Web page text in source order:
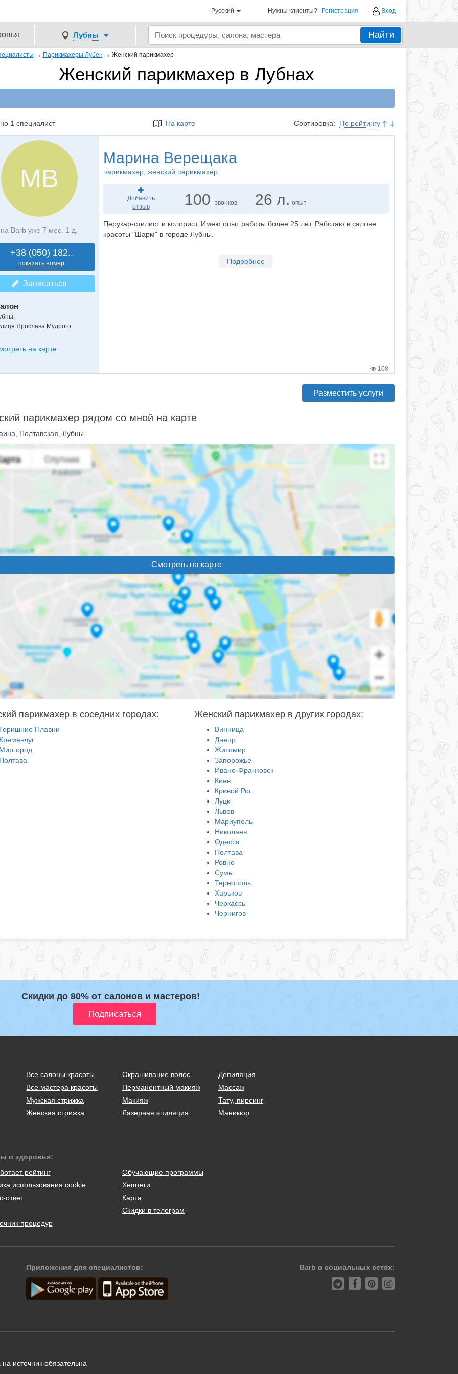
Русский Нужны клиенты? Регистрация Вход
Лубны Найти
→ Парикмахеры Лубен → Женский парикмахер
Женский парикмахер в Лубнах
1 специалист На карте Сортировка: По рейтингу
МВ
на Barb уже 7 мес. 1 д.
+38 (050) 182..
показать номер
Записаться
Ярослава Мудрого
на карте
Марина Верещака
парикмахер, женский парикмахер
Добавить
отзыв
100звонков 26 л. опыт
Перукар-стилист и колорист. Имею опыт работы более 25 лет. Работаю в салоне
красоты "Шарм" в городе Лубны.
Подробнее
108
Разместить услуги
парикмахер рядом со мной на карте
Полтавская, Лубны
Смотреть на карте
парикмахер в соседних городах:
Плавни
Женский парикмахер в других городах:
Винница
Днепр
Житомир
Запорожье
Ивано-Франковск
Киев
Кривой Рог
Луцк
Львов
Мариуполь
Николаев
Одесса
Полтава
Ровно
Сумы
Тернополь
Харьков
Черкассы
Чернигов
Скидки до 80% от салонов и мастеров!
Все салоны красоты
Все мастера красоты
Мужская стрижка
Женская стрижка
Окрашивание волос
Перманентный макияж
Макияж
Лазерная эпиляция
Депиляция
Массаж
Тату, пирсинг
Маникюр
и здоровья:
рейтинг
использования cookie
ответ
процедур
Обучающие программы
Хештеги
Карта
Скидки в телеграм
Приложения для специалистов: Barb в социальных сетях:
источник обязательна